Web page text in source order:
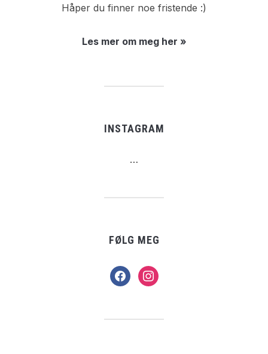
Håper du finner noe fristende :)
Les mer om meg her »
INSTAGRAM
…
FØLG MEG
facebookinstagram